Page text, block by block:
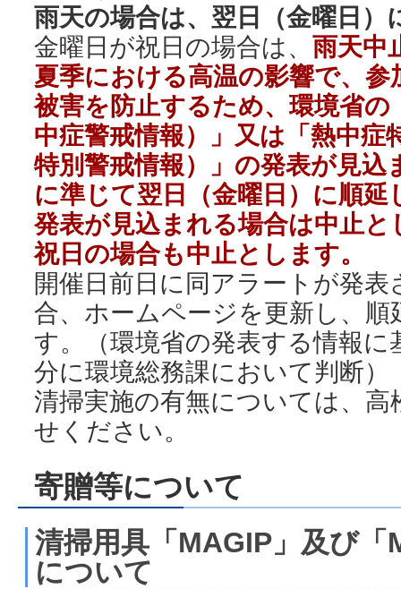
雨天の場合は、翌日（金曜日）
金曜日が祝日の場合は、 雨天中
夏季における高温の影響で、
被害を防止するため、環境省
中症警戒情報）」又は「熱中症
特別警戒情報）」の発表が見込
に準じて翌日（金曜日）に順
発表が見込まれる場合は中止
祝日の場合も中止とします。
開催日前日に同アラートが発表
合、ホームページを更新し、
す。（環境省の発表する情報
分に環境総務課において判断）
清掃実施の有無については、
せください。
寄贈等について
清掃用具「MAGIP」及び「
について